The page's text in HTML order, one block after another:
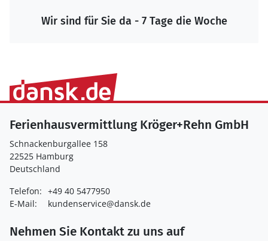
Wir sind für Sie da - 7 Tage die Woche
Ferienhausvermittlung Kröger+Rehn GmbH
Schnackenburgallee 158
22525 Hamburg
Deutschland
Telefon: +49 40 5477950
E-Mail:
kundenservice@dansk.de
Nehmen Sie Kontakt zu uns auf